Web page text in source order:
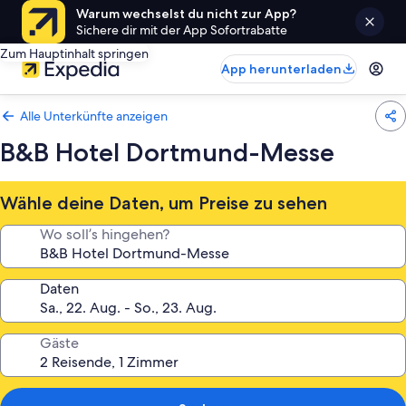
Warum wechselst du nicht zur App?
Sichere dir mit der App Sofortrabatte
Zum Hauptinhalt springen
App herunterladen
Alle Unterkünfte anzeigen
B&B Hotel Dortmund-Messe
Wähle deine Daten, um Preise zu sehen
Wo soll’s hingehen?
Daten
Gäste